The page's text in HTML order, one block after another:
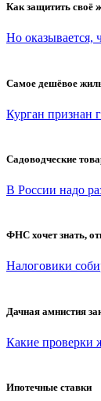
Как защитить своё
Но оказывается,
Самое дешёвое
Курган признан
Садоводческие
В России надо
ФНС хочет знать,
Налоговики
Дачная амнистия
Какие проверки
Ипотечные ставки